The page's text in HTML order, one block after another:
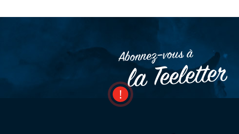
Abonnez–vous à
la Teeletter